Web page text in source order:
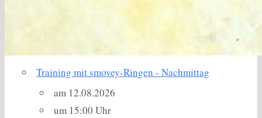
Training mit smovey-Ringen - Nachmittag
am 12.08.2026
um 15:00 Uhr